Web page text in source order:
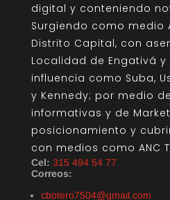
digital y conteniendo
Surgiendo como medio
Distrito Capital, con
Localidad de Engativá
influencia como Suba,
y Kennedy; por medio
informativas y de
posicionamiento y
con medios como ANC
Cel: 315 494 54 77
Correos:
cbotero7504@gmail.com